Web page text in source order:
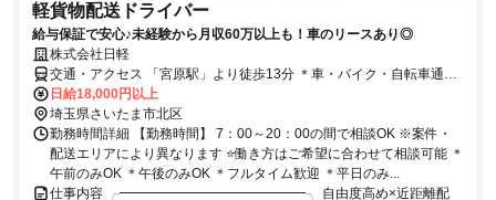
軽貨物配送ドライバー
給与保証で安心♪未経験から月収60万以上も！車のリースあり◎
株式会社日軽
交通・アクセス 「宮原駅」より徒歩13分 ＊車・バイク・自転車通勤
OK
日給18,000円以上
埼玉県さいたま市北区
勤務時間詳細 【勤務時間】 7：00～20：00の間で相談OK ※案件・
配送エリアにより異なります ⭐働き方はご希望に合わせて相談可能 ＊
午前のみOK ＊午後のみOK ＊フルタイム歓迎 ＊平日のみ...
仕事内容 ╭━━━━━━━━━━━━━━╮ 自由度高め×近距離配